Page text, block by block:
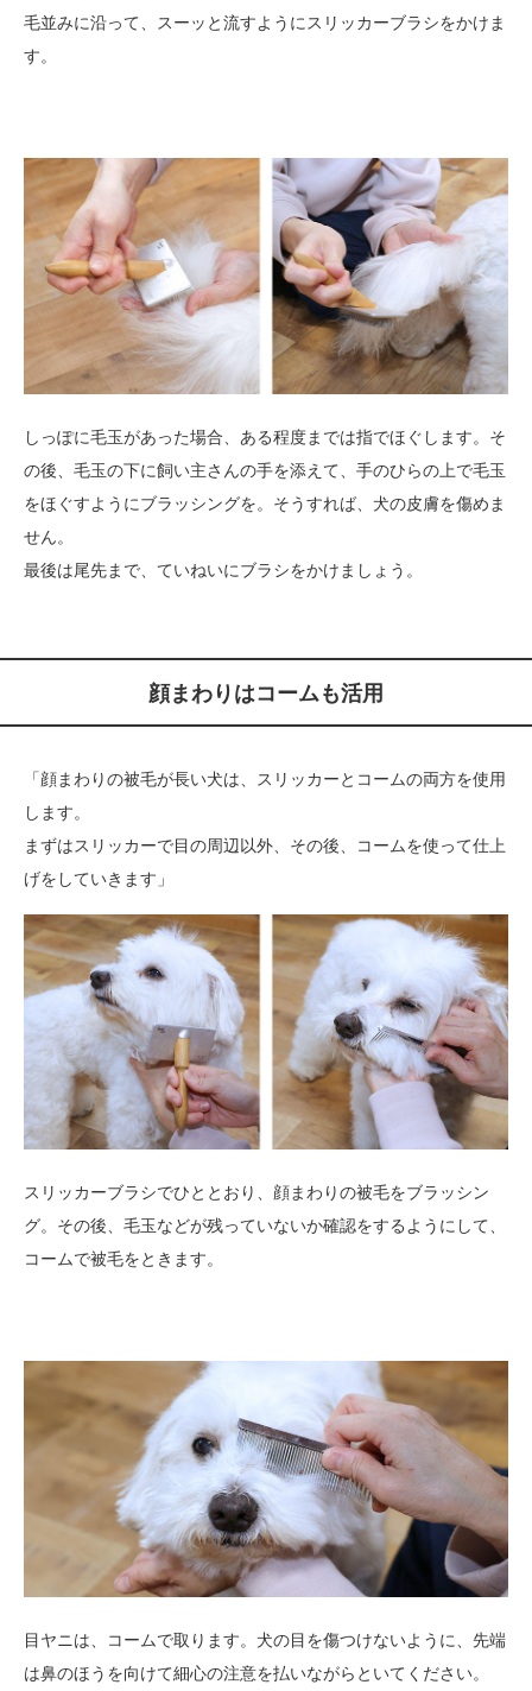
毛並みに沿って、スーッと流すようにスリッカーブラシをかけま
す。
しっぽに毛玉があった場合、ある程度までは指でほぐします。そ
の後、毛玉の下に飼い主さんの手を添えて、手のひらの上で毛玉
をほぐすようにブラッシングを。そうすれば、犬の皮膚を傷めま
せん。
最後は尾先まで、ていねいにブラシをかけましょう。
顔まわりはコームも活用
「顔まわりの被毛が長い犬は、スリッカーとコームの両方を使用
します。
まずはスリッカーで目の周辺以外、その後、コームを使って仕上
げをしていきます」
スリッカーブラシでひととおり、顔まわりの被毛をブラッシン
グ。その後、毛玉などが残っていないか確認をするようにして、
コームで被毛をときます。
目ヤニは、コームで取ります。犬の目を傷つけないように、先端
は鼻のほうを向けて細心の注意を払いながらといてください。